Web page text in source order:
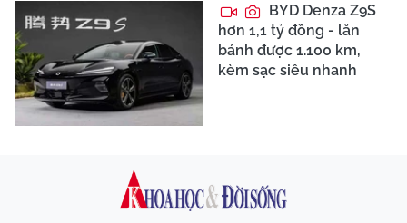
BYD Denza Z9S
hơn 1,1 tỷ đồng - lăn
bánh được 1.100 km,
kèm sạc siêu nhanh